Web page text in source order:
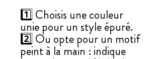
1️⃣ Choisis une couleur
unie pour un style épuré.
2️⃣ Ou opte pour un motif
peint à la main : indique